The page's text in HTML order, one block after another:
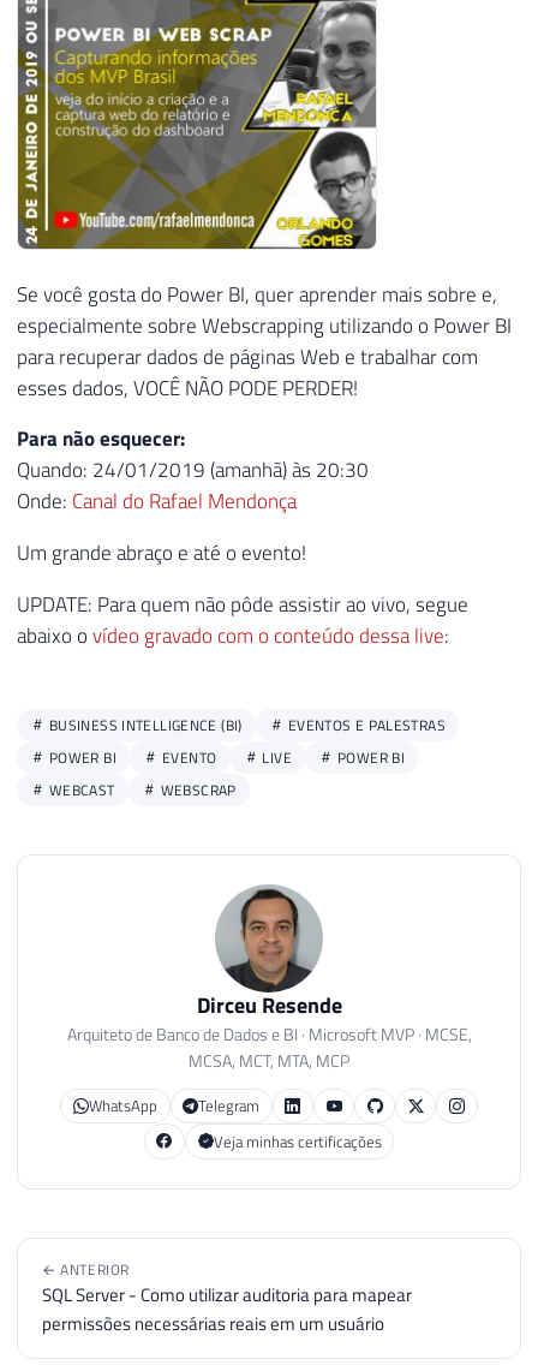
Se você gosta do Power BI, quer aprender mais sobre e,
especialmente sobre Webscrapping utilizando o Power BI
para recuperar dados de páginas Web e trabalhar com
esses dados, VOCÊ NÃO PODE PERDER!
Para não esquecer:
Quando: 24/01/2019 (amanhã) às 20:30
Onde: Canal do Rafael Mendonça
Um grande abraço e até o evento!
UPDATE: Para quem não pôde assistir ao vivo, segue
abaixo ovídeo gravado com o conteúdo dessa live:
BUSINESS INTELLIGENCE (BI)
EVENTOS E PALESTRAS
POWER BI
EVENTO LIVE
POWER BI
WEBCAST
WEBSCRAP
Dirceu Resende
Arquiteto de Banco de Dados e BI · Microsoft MVP · MCSE,
MCSA, MCT, MTA, MCP
WhatsApp
Telegram
Veja minhas certificações
← ANTERIOR
SQL Server - Como utilizar auditoria para mapear
permissões necessárias reais em um usuário